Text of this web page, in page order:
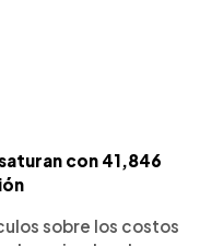
con 41,846
sobre los costos